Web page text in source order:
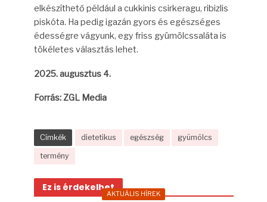
elkészíthető például a cukkinis csirkeragu, ribizlis
piskóta. Ha pedig igazán gyors és egészséges
édességre vágyunk, egy friss gyümölcssaláta is
tökéletes választás lehet.
2025. augusztus 4.
Forrás: ZGL Media
Címkék dietetikus egészség gyümölcs
termény
Ez is érdekelhet
AKTUÁLIS HÍREK